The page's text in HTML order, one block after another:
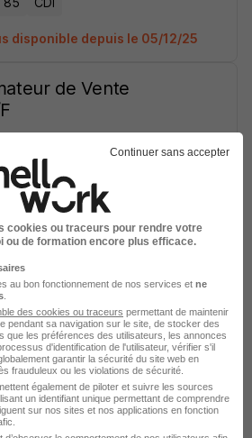
disponible depuis le 05/12/25
de Vente
CDI
disponible depuis le 20/11/25
Interne H/F
85 CDI
disponible depuis le 12/10/25
en Restauration
Continuer sans accepter
cookies ou traceurs pour rendre votre
ou de formation encore plus efficace.
au bon fonctionnement de nos services et ne
des cookies ou traceurs permettant de maintenir
pendant sa navigation sur le site, de stocker des
que les préférences des utilisateurs, les annonces
d'identification de l'utilisateur, vérifier s'il
garantir la sécurité du site web en
frauduleux ou les violations de sécurité.
également de piloter et suivre les sources
un identifiant unique permettant de comprendre
sur nos sites et nos applications en fonction